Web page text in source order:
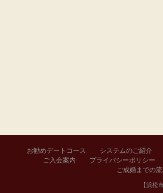
お勧めデートコース システムのご紹介
ご入会案内
プライバシーポリシー
ご成婚までの
【浜